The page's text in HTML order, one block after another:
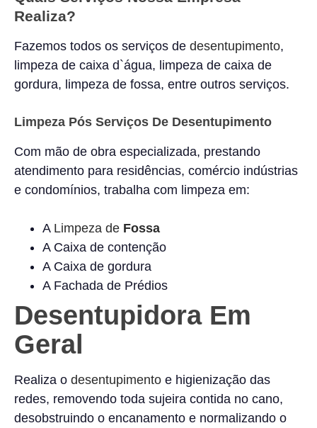
Realiza?
Fazemos todos os serviços de desentupimento,
limpeza de caixa d`água, limpeza de caixa de
gordura, limpeza de fossa, entre outros serviços.
Limpeza Pós Serviços De Desentupimento
Com mão de obra especializada, prestando
atendimento para residências, comércio indústrias
e condomínios, trabalha com limpeza em:
A Limpeza de Fossa
A Caixa de contenção
A Caixa de gordura
A Fachada de Prédios
Desentupidora Em
Geral
Realiza o desentupimento e higienização das
redes, removendo toda sujeira contida no cano,
desobstruindo o encanamento e normalizando o